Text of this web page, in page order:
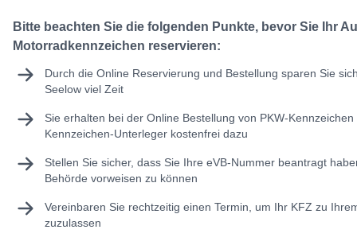
Bitte beachten Sie die folgenden Punkte, bevor Sie Ihr
Motorradkennzeichen reservieren:
Durch die Online Reservierung und Bestellung sparen Sie
Seelow viel Zeit
Sie erhalten bei der Online Bestellung von PKW-
Kennzeichen-Unterleger kostenfrei dazu
Stellen Sie sicher, dass Sie Ihre eVB-Nummer beantragt
Behörde vorweisen zu können
Vereinbaren Sie rechtzeitig einen Termin, um Ihr KFZ zu
zuzulassen